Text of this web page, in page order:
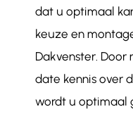
dat u optimaal
keuze en
Dakvenster.
date kennis over
wordt u optimaal